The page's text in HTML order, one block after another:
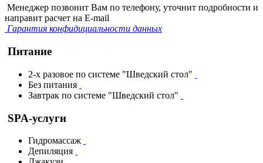
Менеджер позвонит Вам по телефону, уточнит подробности и
направит расчет на E-mail
Гарантия конфидициальности данных
Питание
2-х разовое по системе "Шведский стол"
Без питания
Завтрак по системе "Шведский стол"
SPA-услуги
Гидромассаж
Депиляция